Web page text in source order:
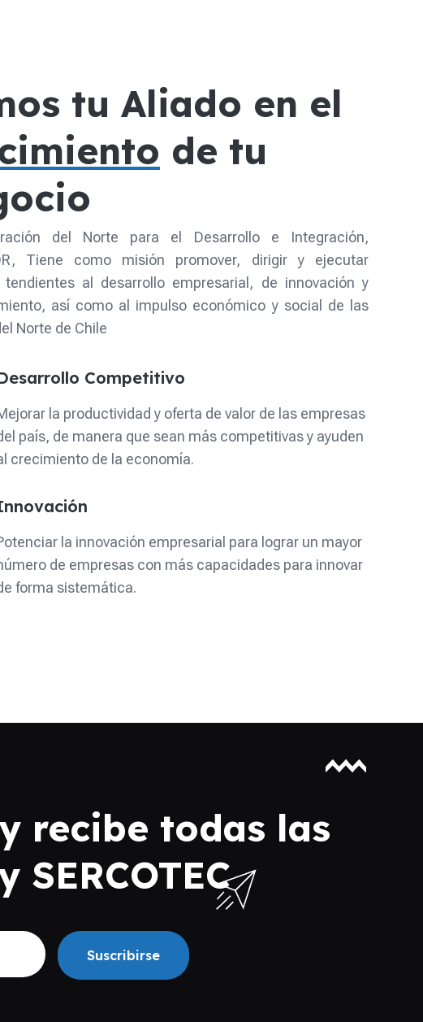
tu Aliado en el
de tu
del Norte para el Desarrollo e Integración,
Tiene como misión promover, dirigir y ejecutar
tendientes al desarrollo empresarial, de innovación y
así como al impulso económico y social de las
Norte de Chile
Competitivo
la productividad y oferta de valor de las empresas
país, de manera que sean más competitivas y ayuden
crecimiento de la economía.
la innovación empresarial para lograr un mayor
de empresas con más capacidades para innovar
forma sistemática.
recibe todas las
SERCOTEC
Suscribirse